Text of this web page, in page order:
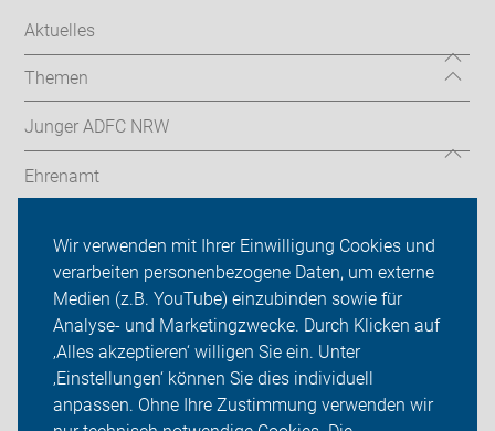
Wir verwenden mit Ihrer Einwilligung Cookies und
verarbeiten personenbezogene Daten, um externe
Medien (z.B. YouTube) einzubinden sowie für
Analyse- und Marketingzwecke. Durch Klicken auf
‚Alles akzeptieren‘ willigen Sie ein. Unter
‚Einstellungen‘ können Sie dies individuell
anpassen. Ohne Ihre Zustimmung verwenden wir
Aktuelles
Themen
Junger ADFC NRW
Ehrenamt
Über uns
Sei dabei
Presse
Login